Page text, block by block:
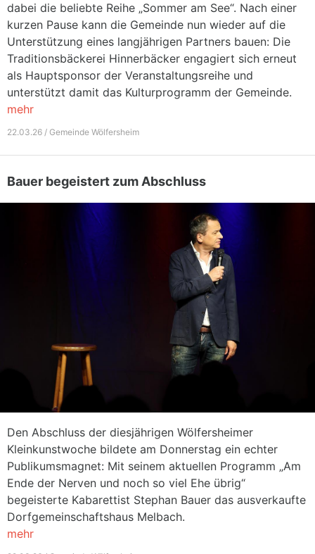
dabei die beliebte Reihe „Sommer am See“. Nach einer
kurzen Pause kann die Gemeinde nun wieder auf die
Unterstützung eines langjährigen Partners bauen: Die
Traditionsbäckerei Hinnerbäcker engagiert sich erneut
als Hauptsponsor der Veranstaltungsreihe und
unterstützt damit das Kulturprogramm der Gemeinde.
mehr
22.03.26 / Gemeinde Wölfersheim
Bauer begeistert zum Abschluss
Den Abschluss der diesjährigen Wölfersheimer
Kleinkunstwoche bildete am Donnerstag ein echter
Publikumsmagnet: Mit seinem aktuellen Programm „Am
Ende der Nerven und noch so viel Ehe übrig“
begeisterte Kabarettist Stephan Bauer das ausverkaufte
Dorfgemeinschaftshaus Melbach.
mehr